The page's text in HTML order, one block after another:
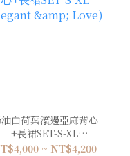
白荷葉滾邊亞麻背心
+長裙SET-S-XL
(Elegant & Love)
~ NT$4,200